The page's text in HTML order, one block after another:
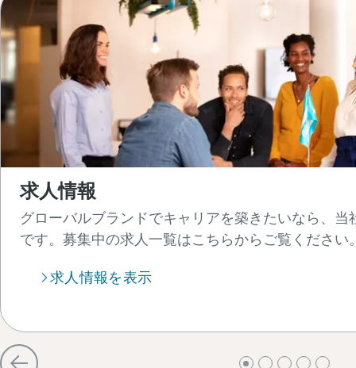
求人情報
グローバルブランドでキャリアを築きたいなら、当
です。募集中の求人一覧はこちらからご覧ください
求人情報を表示